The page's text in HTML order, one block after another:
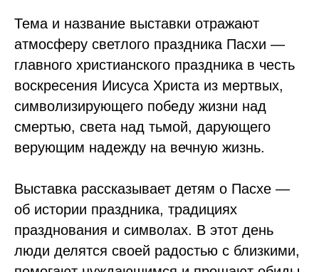
Тема и название выставки отражают
атмосферу светлого праздника Пасхи —
главного христианского праздника в честь
воскресения Иисуса Христа из мертвых,
символизирующего победу жизни над
смертью, света над тьмой, дарующего
верующим надежду на вечную жизнь.
Выставка рассказывает детям о Пасхе —
об истории праздника, традициях
празднования и символах. В этот день
люди делятся своей радостью с близкими,